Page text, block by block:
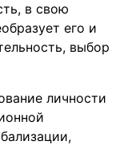
в свою
его и
выбор
личности